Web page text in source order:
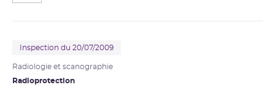
Inspection du 20/07/2009
Radiologie et scanographie
Radioprotection